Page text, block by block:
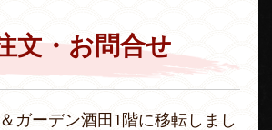
文・お問合せ
ガーデン酒田1階に移転しまし